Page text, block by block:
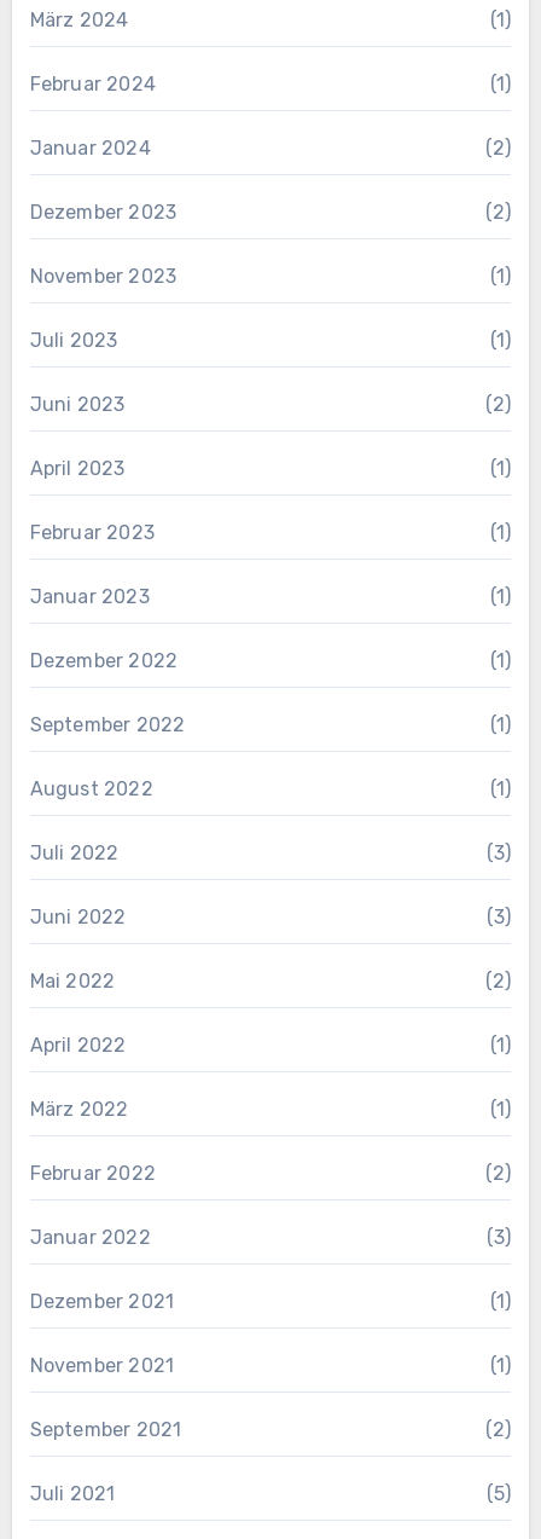
März 2024 (1)
Februar 2024 (1)
Januar 2024 (2)
Dezember 2023 (2)
November 2023 (1)
Juli 2023 (1)
Juni 2023 (2)
April 2023 (1)
Februar 2023 (1)
Januar 2023 (1)
Dezember 2022 (1)
September 2022 (1)
August 2022 (1)
Juli 2022 (3)
Juni 2022 (3)
Mai 2022 (2)
April 2022 (1)
März 2022 (1)
Februar 2022 (2)
Januar 2022 (3)
Dezember 2021 (1)
November 2021 (1)
September 2021 (2)
Juli 2021 (5)